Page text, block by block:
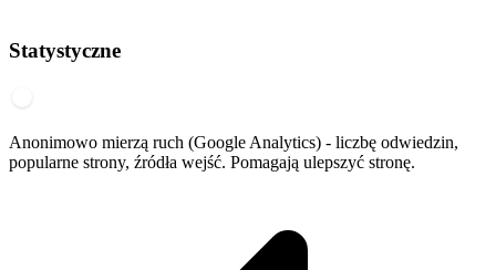
Statystyczne
Anonimowo mierzą ruch (Google Analytics) - liczbę odwiedzin,
popularne strony, źródła wejść. Pomagają ulepszyć stronę.